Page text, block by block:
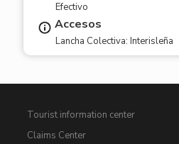
Efectivo
Accesos
Lancha Colectiva: Interisleña
Tourist information center
Claims Center